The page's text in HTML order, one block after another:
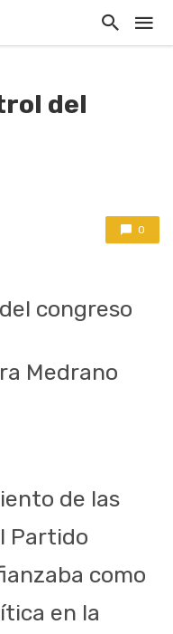
del
0
congreso
Medrano
de las
Partido
como
en la